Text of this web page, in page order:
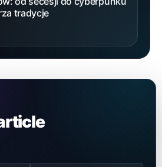
tradycje